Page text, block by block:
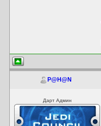
P@H@N
Дарт Админ